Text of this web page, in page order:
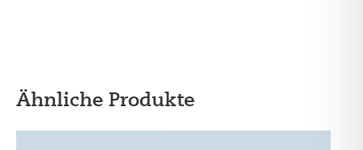
Ähnliche Produkte